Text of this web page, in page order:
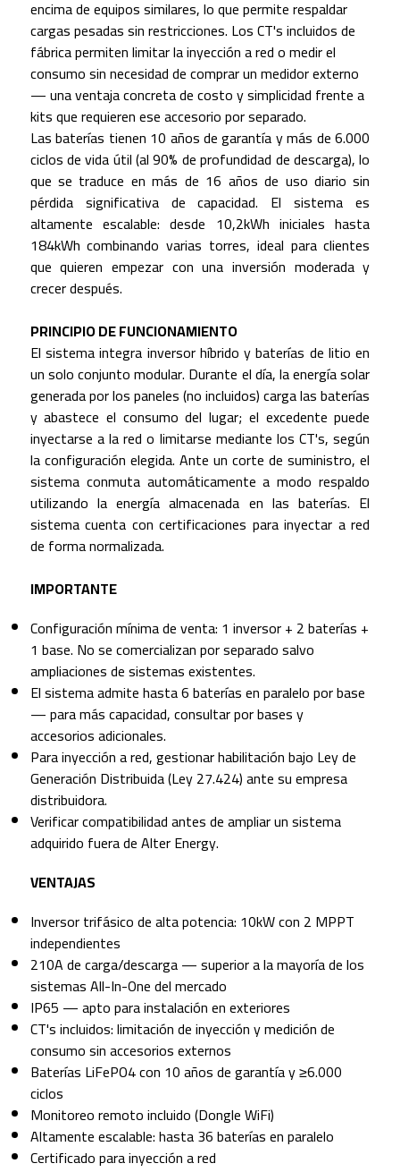
encima de equipos similares, lo que permite respaldar
cargas pesadas sin restricciones. Los CT's incluidos de
fábrica permiten limitar la inyección a red o medir el
consumo sin necesidad de comprar un medidor externo
— una ventaja concreta de costo y simplicidad frente a
kits que requieren ese accesorio por separado.
Las baterías tienen 10 años de garantía y más de 6.000
ciclos de vida útil (al 90% de profundidad de descarga), lo
que se traduce en más de 16 años de uso diario sin
pérdida significativa de capacidad. El sistema es
altamente escalable: desde 10,2kWh iniciales hasta
184kWh combinando varias torres, ideal para clientes
que quieren empezar con una inversión moderada y
crecer después.
PRINCIPIO DE FUNCIONAMIENTO
El sistema integra inversor híbrido y baterías de litio en
un solo conjunto modular. Durante el día, la energía solar
generada por los paneles (no incluidos) carga las baterías
y abastece el consumo del lugar; el excedente puede
inyectarse a la red o limitarse mediante los CT's, según
la configuración elegida. Ante un corte de suministro, el
sistema conmuta automáticamente a modo respaldo
utilizando la energía almacenada en las baterías. El
sistema cuenta con certificaciones para inyectar a red
de forma normalizada.
IMPORTANTE
Configuración mínima de venta: 1 inversor + 2 baterías +
1 base. No se comercializan por separado salvo
ampliaciones de sistemas existentes.
El sistema admite hasta 6 baterías en paralelo por base
— para más capacidad, consultar por bases y
accesorios adicionales.
Para inyección a red, gestionar habilitación bajo Ley de
Generación Distribuida (Ley 27.424) ante su empresa
distribuidora.
Verificar compatibilidad antes de ampliar un sistema
adquirido fuera de Alter Energy.
VENTAJAS
Inversor trifásico de alta potencia: 10kW con 2 MPPT
independientes
210A de carga/descarga — superior a la mayoría de los
sistemas All-In-One del mercado
IP65 — apto para instalación en exteriores
CT's incluidos: limitación de inyección y medición de
consumo sin accesorios externos
Baterías LiFePO4 con 10 años de garantía y ≥6.000
ciclos
Monitoreo remoto incluido (Dongle WiFi)
Altamente escalable: hasta 36 baterías en paralelo
Certificado para inyección a red